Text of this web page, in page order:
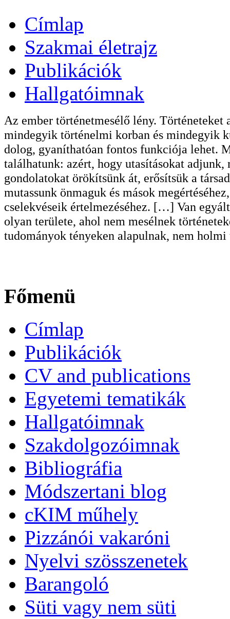
Címlap
Szakmai életrajz
Publikációk
Hallgatóimnak
Az ember történetmesélő lény.
mindegyik történelmi korban és mindegyik
dolog, gyaníthatóan fontos funkciója lehet.
találhatunk: azért, hogy utasításokat
gondolatokat örökítsünk át, erősítsük a
mutassunk önmaguk és mások
cselekvéseik értelmezéséhez. […] Van
olyan területe, ahol nem mesélnek
tudományok tényeken alapulnak, nem
Főmenü
Címlap
Publikációk
CV and publications
Egyetemi tematikák
Hallgatóimnak
Szakdolgozóimnak
Bibliográfia
Módszertani blog
cKIM műhely
Pizzánói vakaróni
Nyelvi szösszenetek
Barangoló
Süti vagy nem süti